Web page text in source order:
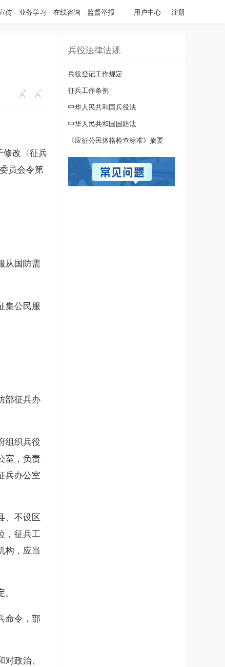
传 业务学习 在线咨询 监督举报 用户中心 注册
修改〈征兵
员会令第
从国防需
集公民服
部征兵办
组织兵役
室，负责
兵办公室
、不设区
，征兵工
构，应当
命令，部
政治、
兵役法律法规
兵役登记工作规定
征兵工作条例
中华人民共和国兵役法
中华人民共和国国防法
《应征公民体格检查标准》摘要